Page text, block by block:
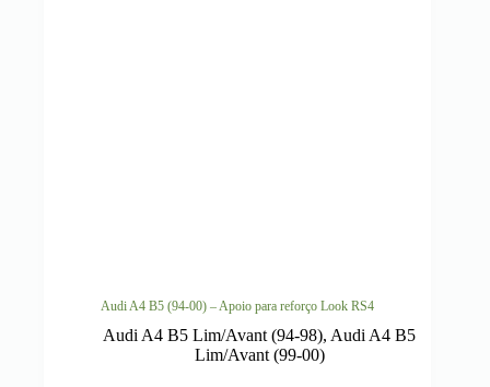
Audi A4 B5 (94-00) – Apoio para reforço Look RS4
Audi A4 B5 Lim/Avant (94-98), Audi A4 B5
Lim/Avant (99-00)